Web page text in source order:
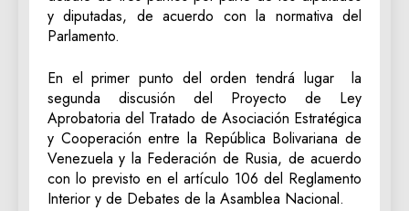
y diputadas, de acuerdo con la normativa del
Parlamento.
En el primer punto del orden tendrá lugar la
segunda discusión del Proyecto de Ley
Aprobatoria del Tratado de Asociación Estratégica
y Cooperación entre la República Bolivariana de
Venezuela y la Federación de Rusia, de acuerdo
con lo previsto en el artículo 106 del Reglamento
Interior y de Debates de la Asamblea Nacional.